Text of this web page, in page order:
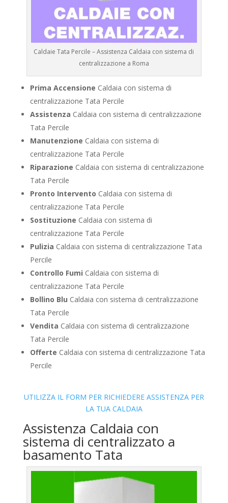
Caldaie Tata Percile – Assistenza Caldaia con sistema di
centralizzazione a Roma
Prima Accensione Caldaia con sistema di
centralizzazione Tata Percile
Assistenza Caldaia con sistema di centralizzazione
Tata Percile
Manutenzione Caldaia con sistema di
centralizzazione Tata Percile
Riparazione Caldaia con sistema di centralizzazione
Tata Percile
Pronto Intervento Caldaia con sistema di
centralizzazione Tata Percile
Sostituzione Caldaia con sistema di
centralizzazione Tata Percile
Pulizia Caldaia con sistema di centralizzazione Tata
Percile
Controllo Fumi Caldaia con sistema di
centralizzazione Tata Percile
Bollino Blu Caldaia con sistema di centralizzazione
Tata Percile
Vendita Caldaia con sistema di centralizzazione
Tata Percile
Offerte Caldaia con sistema di centralizzazione Tata
Percile
UTILIZZA IL FORM PER RICHIEDERE ASSISTENZA PER
LA TUA CALDAIA
Assistenza Caldaia con
sistema di centralizzato a
basamento Tata